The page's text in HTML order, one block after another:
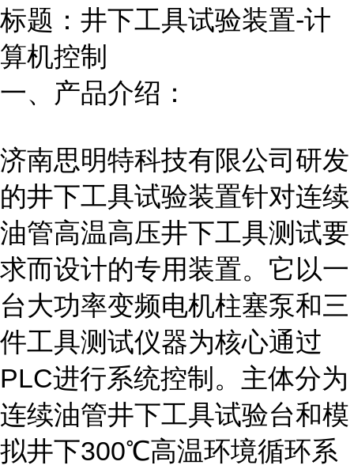
标题：井下工具试验装置-计
算机控制
一、产品介绍：
济南思明特科技有限公司研发
的井下工具试验装置针对连续
油管高温高压井下工具测试要
求而设计的专用装置。它以一
台大功率变频电机柱塞泵和三
件工具测试仪器为核心通过
PLC进行系统控制。主体分为
连续油管井下工具试验台和模
拟井下300℃高温环境循环系